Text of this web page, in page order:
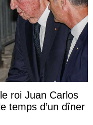
roi Juan Carlos
temps d’un dîner